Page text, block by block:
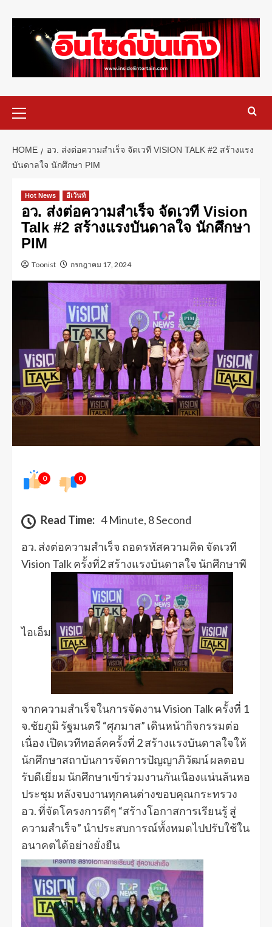
HOME
อว. ส่งต่อความสำเร็จ จัดเวที VISION TALK #2 สร้างแรง
บันดาลใจ นักศึกษา PIM
Hot News อีเว้นท์
อว. ส่งต่อความสำเร็จ จัดเวที Vision
Talk #2 สร้างแรงบันดาลใจ นักศึกษา
PIM
Toonist กรกฎาคม 17, 2024
0 0
Read Time: 4 Minute, 8 Second
อว. ส่งต่อความสำเร็จ ถอดรหัสความคิด จัดเวที
Vision Talk ครั้งที่2 สร้างแรงบันดาลใจ นักศึกษาพี
ไอเอ็ม
จากความสำเร็จในการจัดงาน Vision Talk ครั้งที่ 1
จ.ชัยภูมิ รัฐมนตรี “ศุภมาส” เดินหน้ากิจกรรมต่อ
เนื่อง เปิดเวทีทอล์คครั้งที่ 2 สร้างแรงบันดาลใจให้
นักศึกษาสถาบันการจัดการปัญญาภิวัฒน์ ผลตอบ
รับดีเยี่ยม นักศึกษาเข้าร่วมงานกันเนืองแน่นล้นหอ
ประชุม หลังจบงานทุกคนต่างขอบคุณกระทรวง
อว. ที่จัดโครงการดีๆ “สร้างโอกาสการเรียนรู้ สู่
ความสำเร็จ” นำประสบการณ์ทั้งหมดไปปรับใช้ใน
อนาคตได้อย่างยั่งยืน